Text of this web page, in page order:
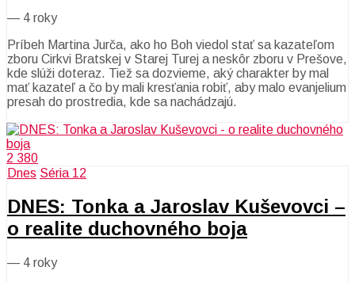
— 4 roky
Príbeh Martina Jurča, ako ho Boh viedol stať sa kazateľom
zboru Cirkvi Bratskej v Starej Turej a neskôr zboru v Prešove,
kde slúži doteraz. Tiež sa dozvieme, aký charakter by mal
mať kazateľ a čo by mali kresťania robiť, aby malo evanjelium
presah do prostredia, kde sa nachádzajú.
2 380
Dnes Séria 12
DNES: Tonka a Jaroslav Kuševovci –
o realite duchovného boja
— 4 roky